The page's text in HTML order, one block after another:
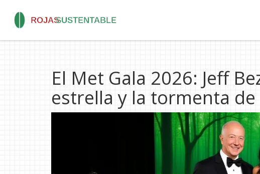
El Met Gala 2026: Jeff
estrella y la tormenta